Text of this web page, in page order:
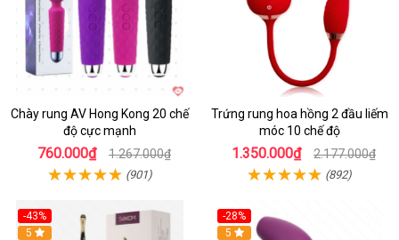
Chày rung AV Hong Kong 20 chế
độ cực mạnh
760.000₫ 1.267.000₫
(901)
Trứng rung hoa hồng 2 đầu liếm
móc 10 chế độ
1.350.000₫ 2.177.000₫
(892)
-43%
Hot
5
-28%
Hot
5